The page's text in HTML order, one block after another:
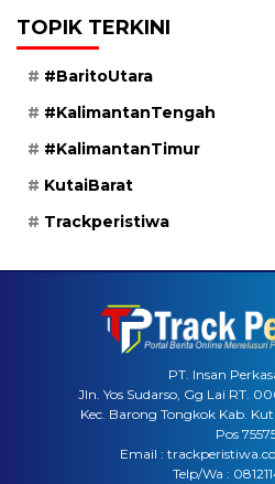
TOPIK TERKINI
#BaritoUtara
#KalimantanTengah
#KalimantanTimur
KutaiBarat
Trackperistiwa
PT. Insan
Jln. Yos Sudarso, Gg Lai RT.
Kec. Barong Tongkok Kab.
Pos
Email :
Telp/Wa :